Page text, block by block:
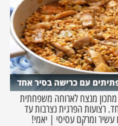
עם כרישה בסיר אחד
מתכון מנצח לארוחה משפחתית
רצועות הפרגית נצרבות עד
ומרקם עסיסי | יאמי!